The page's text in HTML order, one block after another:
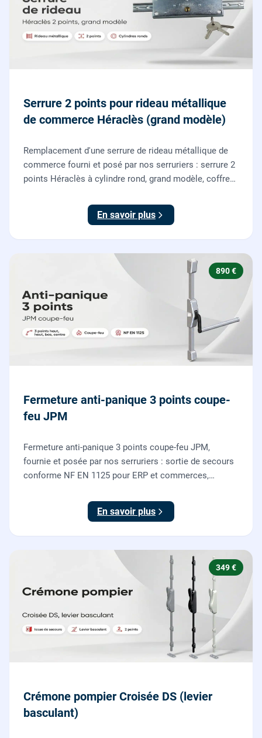
Serrure 2 points pour rideau métallique
de commerce Héraclès (grand modèle)
Remplacement d'une serrure de rideau métallique de
commerce fourni et posé par nos serruriers : serrure 2
points Héraclès à cylindre rond, grand modèle, coffre
des deux points de verrouillage.
En savoir plus
890 €
Fermeture anti-panique 3 points coupe-
feu JPM
Fermeture anti-panique 3 points coupe-feu JPM,
fournie et posée par nos serruriers : sortie de secours
conforme NF EN 1125 pour ERP et commerces,
En savoir plus
349 €
Crémone pompier Croisée DS (levier
basculant)